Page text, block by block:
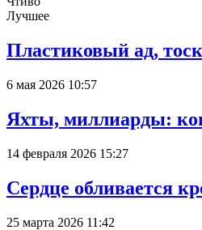
Лучшее
Пластиковый ад,
6 мая 2026 10:57
Яхты, миллиарды:
14 февраля 2026 15:27
Сердце обливается
25 марта 2026 11:42